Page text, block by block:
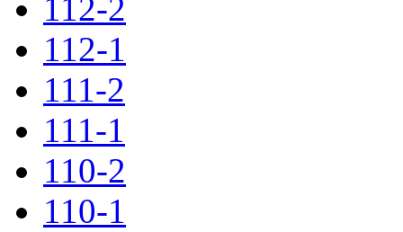
112-2
112-1
111-2
111-1
110-2
110-1